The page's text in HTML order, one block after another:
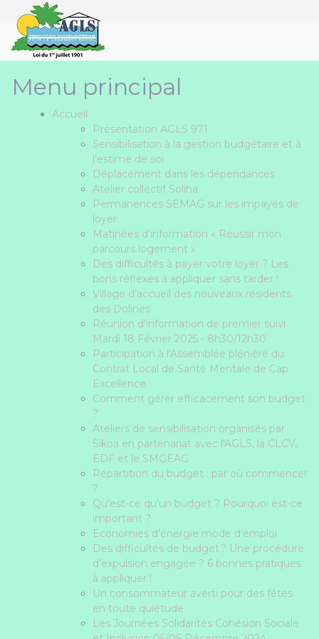
Menu principal
Accueil
Présentation AGLS 971
Sensibilisation à la gestion budgétaire et à
l'estime de soi
Déplacement dans les dépendances
Atelier collectif Soliha
Permanences SEMAG sur les impayés de
loyer
Matinées d’information « Réussir mon
parcours logement »
Des difficultés à payer votre loyer ? Les
bons réflexes à appliquer sans tarder !
Village d’accueil des nouveaux résidents
des Dolines
Réunion d'information de premier suivi
Mardi 18 Février 2025 - 8h30/12h30
Participation à l'Assemblée plénière du
Contrat Local de Santé Mentale de Cap
Excellence
Comment gérer efficacement son budget
?
Ateliers de sensibilisation organisés par
Sikoa en partenariat avec l'AGLS, la CLCV,
EDF et le SMGEAG.
Répartition du budget : par où commencer
?
Qu'est-ce qu'un budget ? Pourquoi est-ce
important ?
Economies d'énergie mode d'emploi
Des difficultés de budget ? Une procédure
d’expulsion engagée ? 6 bonnes pratiques
à appliquer !
Un consommateur averti pour des fêtes
en toute quiétude
Les Journées Solidarités Cohésion Sociale
Panneau de gestion des cookies